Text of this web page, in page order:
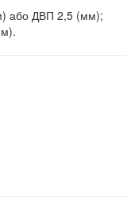
або ДВП 2,5 (мм);